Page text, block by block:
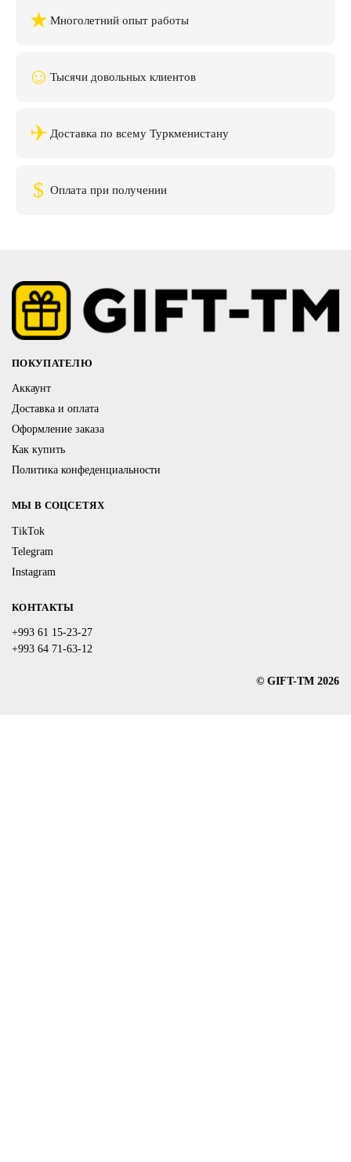
★ Многолетний опыт работы
☺ Тысячи довольных клиентов
✈ Доставка по всему Туркменистану
$ Оплата при получении
ПОКУПАТЕЛЮ
Аккаунт
Доставка и оплата
Оформление заказа
Как купить
Политика конфеденциальности
МЫ В СОЦСЕТЯХ
TikTok
Telegram
Instagram
КОНТАКТЫ
+993 61 15-23-27
+993 64 71-63-12
© GIFT-TM 2026